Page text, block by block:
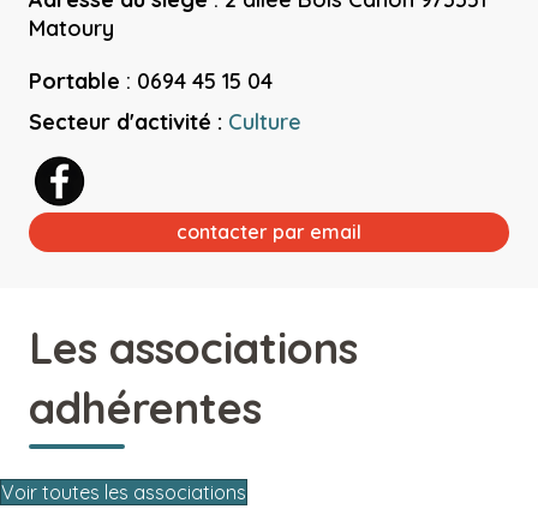
Matoury
Portable : 0694 45 15 04
Secteur d'activité : Culture
contacter par email
Les associations
adhérentes
Voir toutes les associations